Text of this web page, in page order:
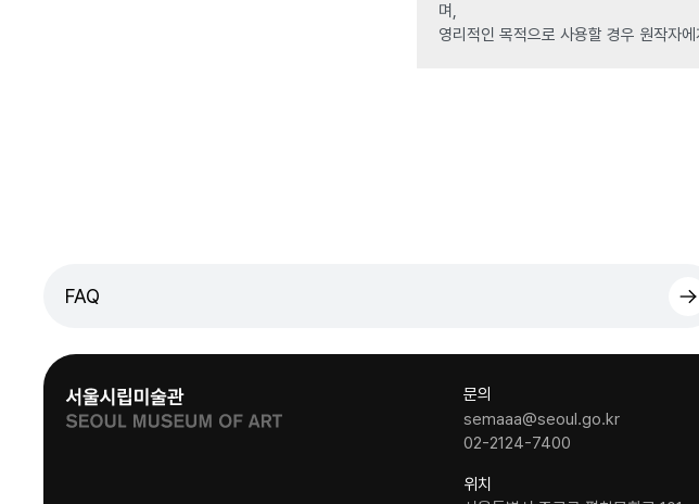
며,
영리적인 목적으로 사용할 경우 원작자
FAQ
문의
semaaa@seoul.go.kr
02-2124-7400
위치